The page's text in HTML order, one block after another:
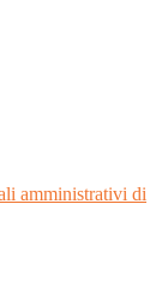
amministrativi di